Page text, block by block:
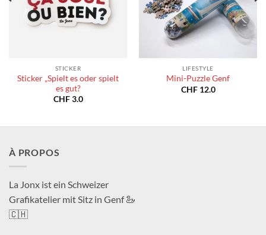
STICKER
Sticker „Spielt es oder spielt
es gut?
CHF3.0
LIFESTYLE
Mini-Puzzle Genf
CHF12.0
À PROPOS
La Jonx ist ein Schweizer
Grafikatelier mit Sitz in Genf 🦢
🇨🇭